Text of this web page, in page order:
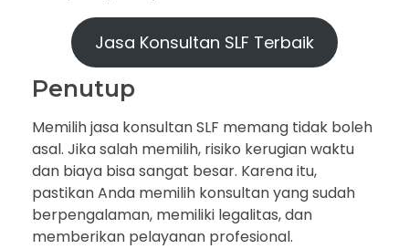
Jasa Konsultan SLF Terbaik
Penutup
Memilih jasa konsultan SLF memang tidak boleh
asal. Jika salah memilih, risiko kerugian waktu
dan biaya bisa sangat besar. Karena itu,
pastikan Anda memilih konsultan yang sudah
berpengalaman, memiliki legalitas, dan
memberikan pelayanan profesional.